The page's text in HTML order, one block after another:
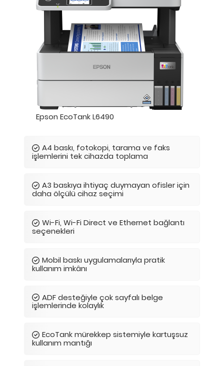
Epson EcoTank L6490
A4 baskı, fotokopi, tarama ve faks
işlemlerini tek cihazda toplama
A3 baskıya ihtiyaç duymayan ofisler için
daha ölçülü cihaz seçimi
Wi-Fi, Wi-Fi Direct ve Ethernet bağlantı
seçenekleri
Mobil baskı uygulamalarıyla pratik
kullanım imkânı
ADF desteğiyle çok sayfalı belge
işlemlerinde kolaylık
EcoTank mürekkep sistemiyle kartuşsuz
kullanım mantığı